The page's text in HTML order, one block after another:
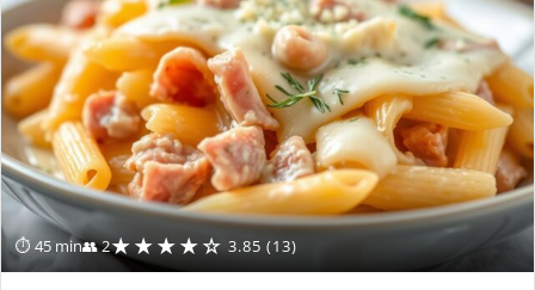
⏱ 45 min👥 2★★★★☆ 3.85 (13)